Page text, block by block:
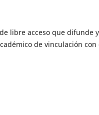
libre acceso que difunde y
de vinculación con